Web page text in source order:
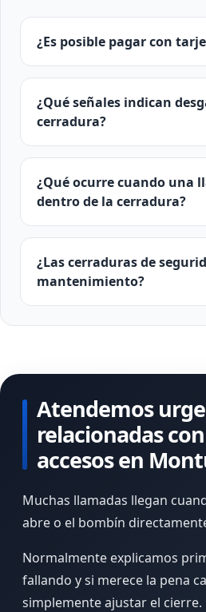
¿Es posible pagar con
¿Qué señales indican
cerradura?
¿Qué ocurre cuando una
dentro de la cerradura?
¿Las cerraduras de
mantenimiento?
Atendemos
relacionadas
accesos en
Muchas llamadas llegan
abre o el bombín
Normalmente explicamos
fallando y si merece la pena
simplemente ajustar el cierre.